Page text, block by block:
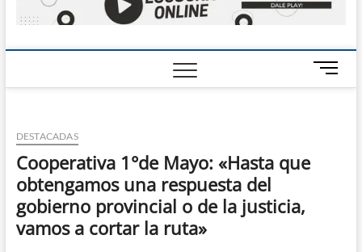
B
o
DESTACADAS
Cooperativa 1°de Mayo: «Hasta que
obtengamos una respuesta del
gobierno provincial o de la justicia,
vamos a cortar la ruta»